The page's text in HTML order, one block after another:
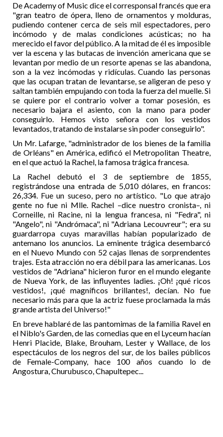
De Academy of Music dice el corresponsal francés que era
"gran teatro de ópera, lleno de ornamentos y molduras,
pudiendo contener cerca de seis mil espectadores, pero
incómodo y de malas condiciones acústicas; no ha
merecido el favor del público. A la mitad de él es imposible
ver la escena y las butacas de invención americana que se
levantan por medio de un resorte apenas se las abandona,
son a la vez incómodas y ridículas. Cuando las personas
que las ocupan tratan de levantarse, se aligeran de peso y
saltan también empujando con toda la fuerza del muelle. Si
se quiere por el contrario volver a tomar posesión, es
necesario bajara el asiento, con la mano para poder
conseguirlo. Hemos visto señora con los vestidos
levantados, tratando de instalarse sin poder conseguirlo".
Un Mr. Lafarge, "administrador de los bienes de la familia
de Orléans" en América, edificó el Metropolitan Theatre,
en el que actuó la Rachel, la famosa trágica francesa.
La Rachel debutó el 3 de septiembre de 1855,
registrándose una entrada de 5,010 dólares, en francos:
26,334. Fue un suceso, pero no artístico. "Lo que atrajo
gente no fue ni Mlle. Rachel –dice nuestro cronista–, ni
Corneille, ni Racine, ni la lengua francesa, ni "Fedra", ni
"Angelo", ni "Andrómaca", ni "Adriana Lecouvreur"; era su
guardarropa cuyas maravillas habían popularizado de
antemano los anuncios. La eminente trágica desembarcó
en el Nuevo Mundo con 52 cajas llenas de sorprendentes
trajes. Esta atracción no era débil para las americanas. Los
vestidos de "Adriana" hicieron furor en el mundo elegante
de Nueva York, de las influyentes ladies. ¡Oh! ¡qué ricos
vestidos!, ¡qué magníficos brillantes!, decían. No fue
necesario más para que la actriz fuese proclamada la más
grande artista del Universo!"
En breve hablaré de las pantomimas de la familia Ravel en
el Niblo's Garden, de las comedias que en el Lyceum hacían
Henri Placide, Blake, Brouham, Lester y Wallace, de los
espectáculos de los negros del sur, de los bailes públicos
de Female-Company, hace 100 años cuando lo de
Angostura, Churubusco, Chapultepec...